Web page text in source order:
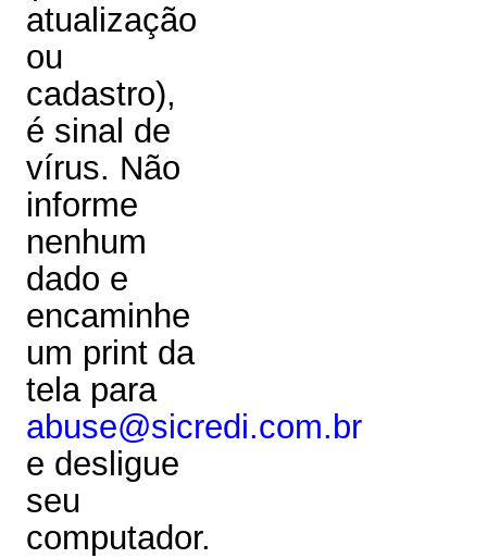
atualização
ou
cadastro),
é sinal de
vírus. Não
informe
nenhum
dado e
encaminhe
um print da
tela para
abuse@sicredi.com.br
e desligue
seu
computador.